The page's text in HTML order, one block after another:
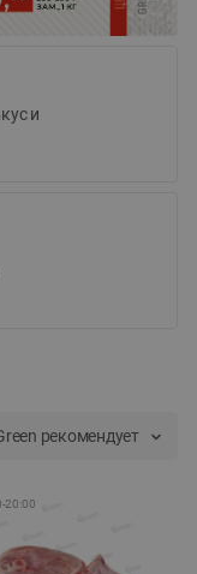
и
рекомендует
-20:00